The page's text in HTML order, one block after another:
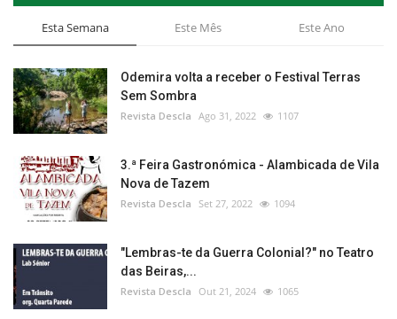
Esta Semana Este Mês Este Ano
Odemira volta a receber o Festival Terras
Sem Sombra
Revista Descla Ago 31, 2022 1107
3.ª Feira Gastronómica - Alambicada de Vila
Nova de Tazem
Revista Descla Set 27, 2022 1094
"Lembras-te da Guerra Colonial?" no Teatro
das Beiras,...
Revista Descla Out 21, 2024 1065